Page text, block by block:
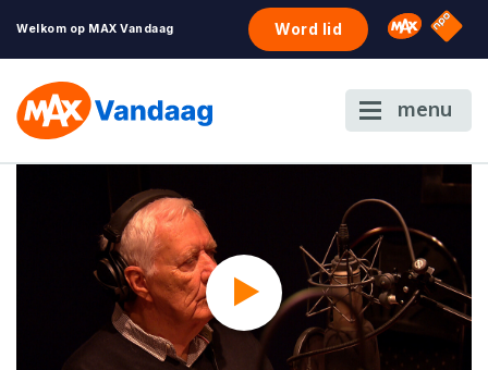
Welkom op MAX Vandaag Word lid Omroep
NPO
menu